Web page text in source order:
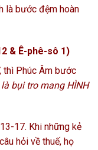
là bước đệm hoàn
& Ê-phê-sô 1)
, thì Phúc Âm bước
bụi tro mang HÌNH
17. Khi những kẻ
hỏi về thuế, họ